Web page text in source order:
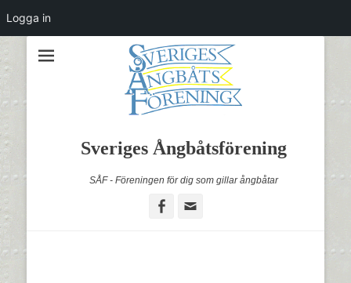
Sveriges Ångbåtsförening
SÅF - Föreningen för dig som gillar ångbåtar
Facebook
Logga in